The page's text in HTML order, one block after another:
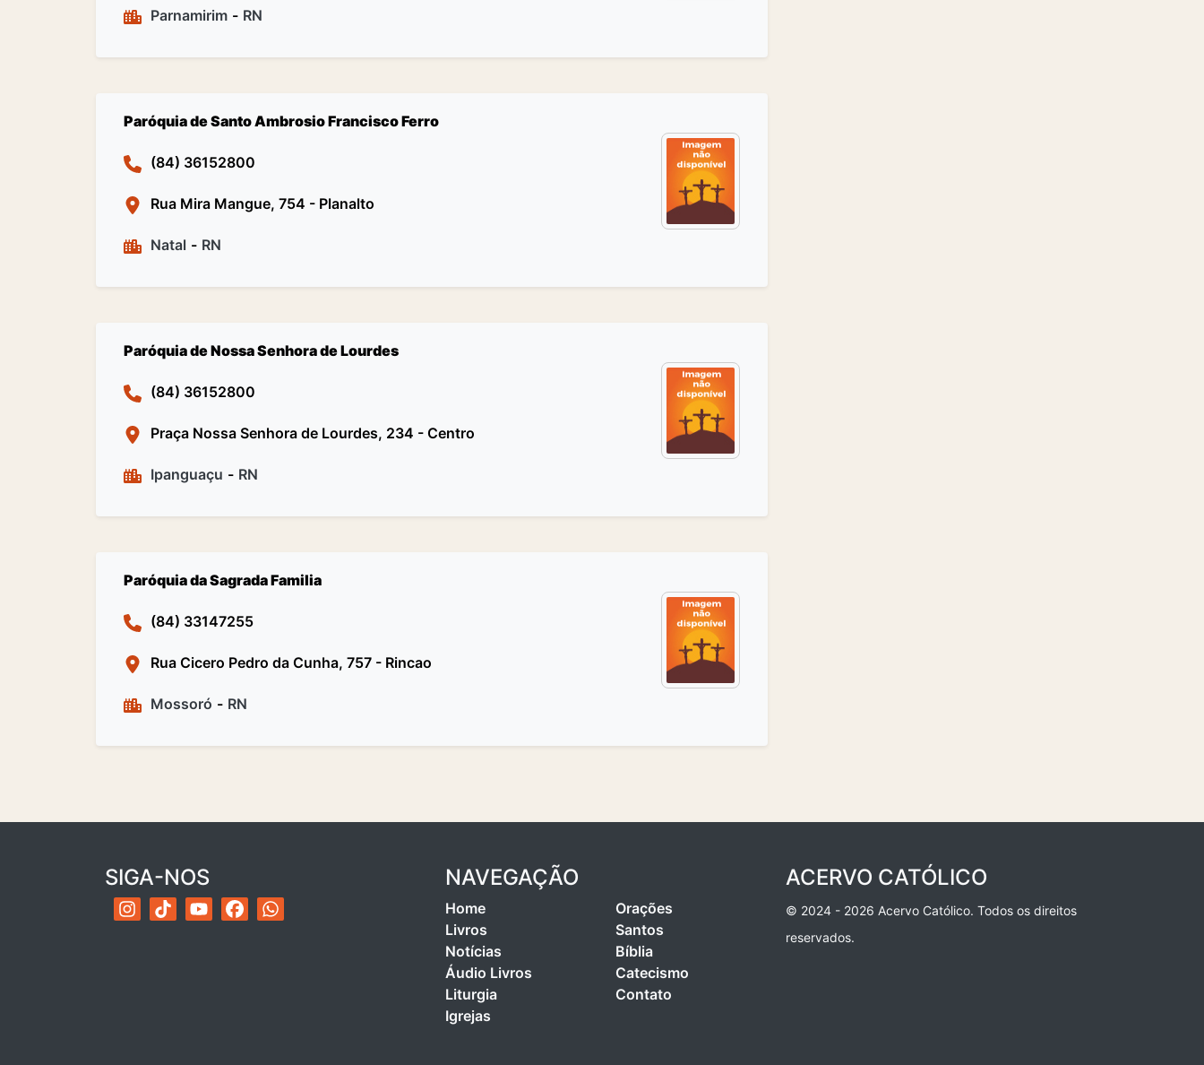
Parnamirim - RN
Paróquia de Santo Ambrosio Francisco Ferro
(84) 36152800
Rua Mira Mangue, 754 - Planalto
Natal - RN
Paróquia de Nossa Senhora de Lourdes
(84) 36152800
Praça Nossa Senhora de Lourdes, 234 - Centro
Ipanguaçu - RN
Paróquia da Sagrada Familia
(84) 33147255
Rua Cicero Pedro da Cunha, 757 - Rincao
Mossoró - RN
SIGA-NOS NAVEGAÇÃO
Home
Livros
Notícias
Áudio Livros
Liturgia
Igrejas
Orações
Santos
Bíblia
Catecismo
Contato
ACERVO CATÓLICO
© 2024 - 2026 Acervo Católico. Todos os direitos
reservados.